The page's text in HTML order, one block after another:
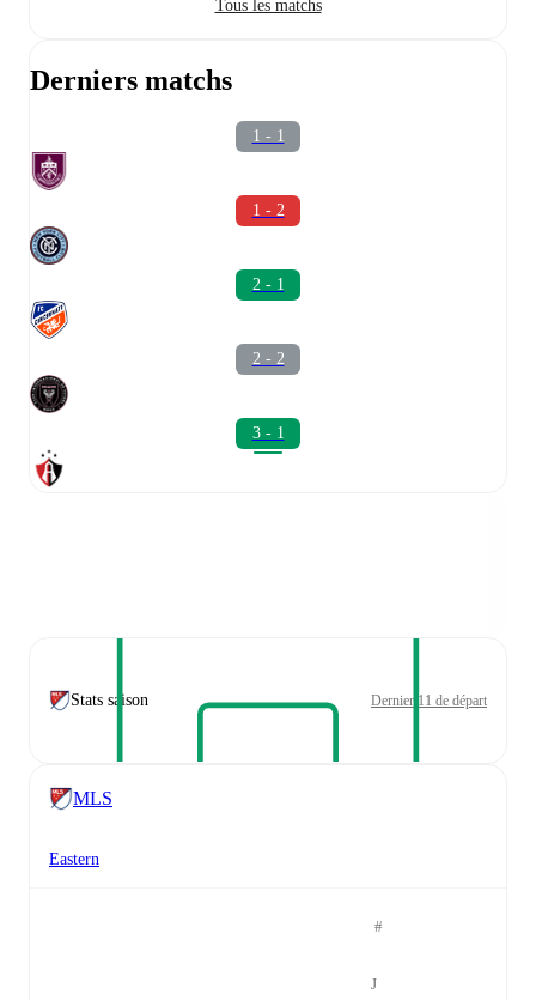
Tous les matchs
Derniers matchs
1 - 1
1 - 2
2 - 1
2 - 2
3 - 1
Stats saison Dernier 11 de départ
MLS
Eastern
#
J